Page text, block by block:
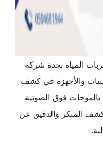
المياه بجدة شركة
والأجهزة في كشف
فوق الصوتية
المبكر والدقيق عن